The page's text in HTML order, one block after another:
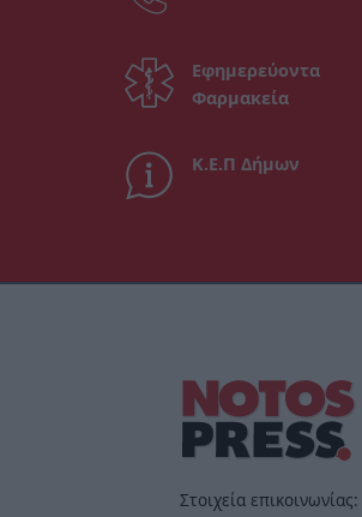
Εφημερεύοντα
Φαρμακεία
Κ.Ε.Π Δήμων
Στοιχεία επικοινωνίας: